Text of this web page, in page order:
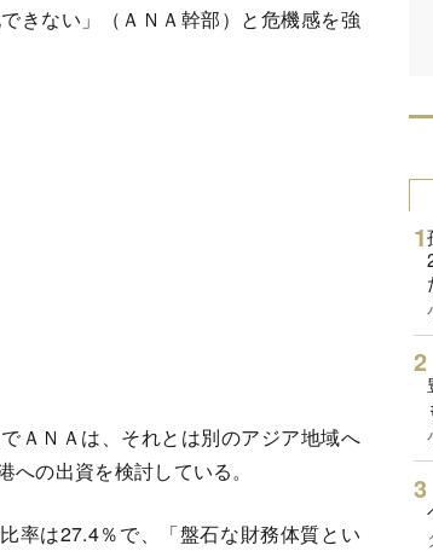
きない」（ＡＮＡ幹部）と危機感を強
ＡＮＡは、それとは別のアジア地域へ
の出資を検討している。
率は27.4％で、「盤石な財務体質とい